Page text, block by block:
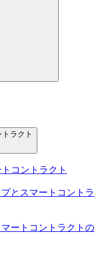
ラクト
コントラクト
とスマートコントラ
ートコントラクトの